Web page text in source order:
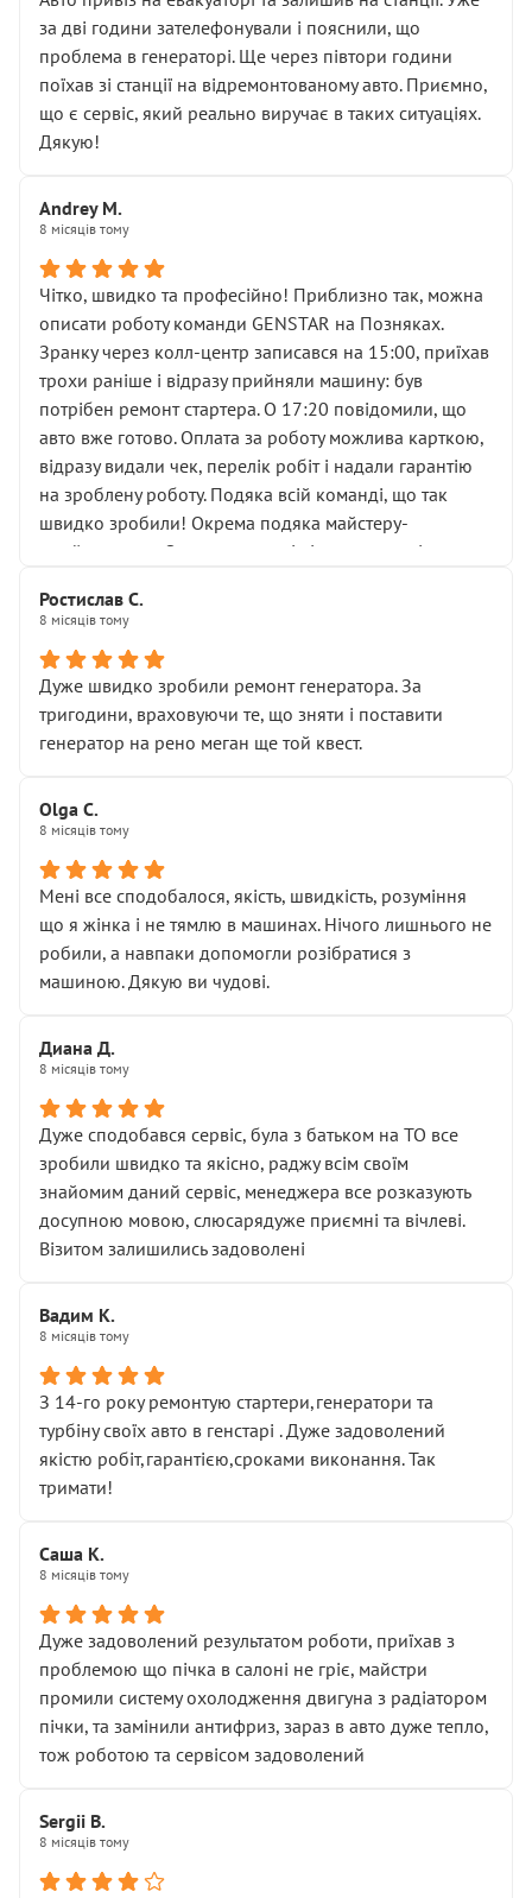
чіткого пояснення
( ну все зняли та доробили) дякую!
Окремий момент, який виглядає абсурдно:
мені заявили, що бачок гальмівної рідини потрібно
міняти разом із головним гальмівним циліндром у
Для людини, яка хоча б трохи розуміється на техніці,
це звучить як мінімум непрофесійно, а як максимум —
спроба продати дорогий вузол замість елементарних
ущільнювачів.
Що прикро — це не перший мій візит. Раніше міняв у
вас стартер, і тоді сервіс наче справив хороше
враження. Але згодом знайшов декілька гайок під
лобовим склом. Мені пояснили, що це “старі гайки, які
відкручували”, і попросили не хвилюватися. ( надіюсь
новий власник, не застяг в полі))
Але після нинішнього візиту такі дрібниці вже не
здаються дрібницями.
Я — клієнт, який працює на довірі, і саме її цей сервіс
Хотілося б більше:
• належної уваги до авто
• прозорості в роботах і рахунках
• реальної діагностики, а не формального
“подивились і поїхав”
На жаль, складається враження, що сервіс працює не
Стосовно комунікації - все добре
за дві години зателефонували і пояснили, що
проблема в генераторі. Ще через півтори години
поїхав зі станції на відремонтованому авто. Приємно,
що є сервіс, який реально виручає в таких ситуаціях.
Дякую!
Andrey M.
8 місяців тому
Чітко, швидко та професійно! Приблизно так, можна
описати роботу команди GENSTAR на Позняках.
Зранку через колл-центр записався на 15:00, приїхав
трохи раніше і відразу прийняли машину: був
потрібен ремонт стартера. О 17:20 повідомили, що
авто вже готово. Оплата за роботу можлива карткою,
відразу видали чек, перелік робіт і надали гарантію
на зроблену роботу. Подяка всій команді, що так
швидко зробили! Окрема подяка майстеру-
приймальнику Олександру: всі чітко та по суті.
звертатися до цього автосервісу.
Ростислав С.
8 місяців тому
Дуже швидко зробили ремонт генератора. За
тригодини, враховуючи те, що зняти і поставити
генератор на рено меган ще той квест.
Olga С.
8 місяців тому
Мені все сподобалося, якість, швидкість, розуміння
що я жінка і не тямлю в машинах. Нічого лишнього не
робили, а навпаки допомогли розібратися з
машиною. Дякую ви чудові.
Диана Д.
8 місяців тому
Дуже сподобався сервіс, була з батьком на ТО все
зробили швидко та якісно, раджу всім своїм
знайомим даний сервіс, менеджера все розказують
досупною мовою, слюсарядуже приємні та вічлеві.
Візитом залишились задоволені
Вадим К.
8 місяців тому
З 14-го року ремонтую стартери,генератори та
турбіну своїх авто в генстарі . Дуже задоволений
якістю робіт,гарантією,сроками виконання. Так
тримати!
Саша К.
8 місяців тому
Дуже задоволений результатом роботи, приїхав з
проблемою що пічка в салоні не гріє, майстри
промили систему охолодження двигуна з радіатором
пічки, та замінили антифриз, зараз в авто дуже тепло,
тож роботою та сервісом задоволений
Sergii B.
8 місяців тому